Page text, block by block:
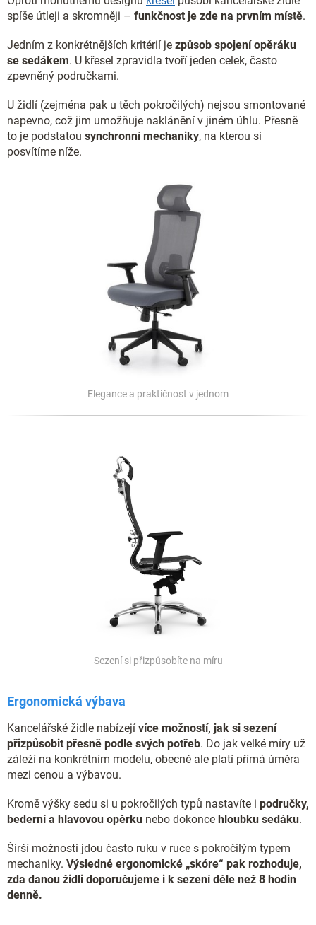
spíše útleji a skromněji – funkčnost je zde na prvním místě.
Jedním z konkrétnějších kritérií je způsob spojení opěráku
se sedákem. U křesel zpravidla tvoří jeden celek, často
zpevněný područkami.
U židlí (zejména pak u těch pokročilých) nejsou smontované
napevno, což jim umožňuje naklánění v jiném úhlu. Přesně
to je podstatou synchronní mechaniky, na kterou si
posvítíme níže.
Elegance a praktičnost v jednom
Sezení si přizpůsobíte na míru
Ergonomická výbava
Kancelářské židle nabízejí více možností, jak si sezení
přizpůsobit přesně podle svých potřeb. Do jak velké míry už
záleží na konkrétním modelu, obecně ale platí přímá úměra
mezi cenou a výbavou.
Kromě výšky sedu si u pokročilých typů nastavíte i područky,
bederní a hlavovou opěrku nebo dokonce hloubku sedáku.
Širší možnosti jdou často ruku v ruce s pokročilým typem
mechaniky. Výsledné ergonomické „skóre“ pak rozhoduje,
zda danou židli doporučujeme i k sezení déle než 8 hodin
denně.